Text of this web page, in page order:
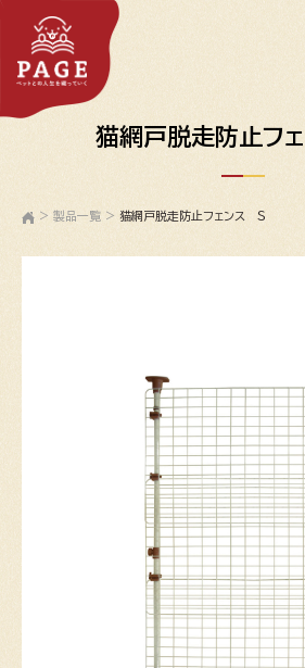
猫網戸脱走防止フ
> 製品一覧 > 猫網戸脱走防止フェンス Ｓ